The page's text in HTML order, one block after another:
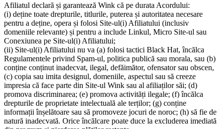
Afiliatul declară și garantează Wink că pe durata Acordului:
(i) deține toate drepturile, titlurile, puterea și autoritatea necesare
pentru a deține, opera și folosi Site-ul(i) Afiliatului (inclusiv
domeniile relevante) și pentru a include Linkul, Micro Site-ul sau
Conexiunea pe Site-ul(i) Afiliatului;
(ii) Site-ul(i) Afiliatului nu va (a) folosi tactici Black Hat, încălca
Regulamentele privind Spam-ul, politica publică sau morala, sau (b)
conține conținut inadecvat, ilegal, defăimător, ofensator sau obscen,
(c) copia sau imita designul, domeniile, aspectul sau să creeze
impresia că face parte din Site-ul Wink sau al afiliaților săi; (d)
promova discriminarea; (e) promova activități ilegale; (f) încălca
drepturile de proprietate intelectuală ale terților; (g) conține
informații înșelătoare sau să promoveze jocuri de noroc; (h) să fie de
natură inadecvată. Orice încălcare poate duce la excluderea imediată